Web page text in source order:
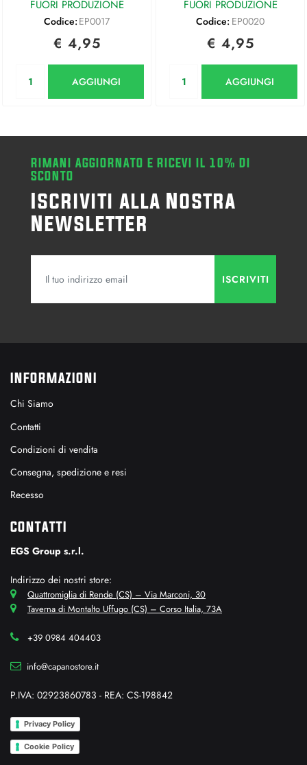
FUORI PRODUZIONE
Codice: EP0017
€ 4,95
AGGIUNGI
FUORI PRODUZIONE
Codice: EP0020
€ 4,95
AGGIUNGI
RIMANI AGGIORNATO E RICEVI IL 10% DI
SCONTO
Iscriviti alla Nostra
Newsletter
INFORMAZIONI
Chi Siamo
Contatti
Condizioni di vendita
Consegna, spedizione e resi
Recesso
CONTATTI
EGS Group s.r.l.
Indirizzo dei nostri store:
Quattromiglia di Rende (CS) – Via Marconi, 30
Taverna di Montalto Uffugo (CS) – Corso Italia, 73A
+39 0984 404403
info@capanostore.it
P.IVA: 02923860783 - REA: CS-198842
Privacy Policy
Cookie Policy